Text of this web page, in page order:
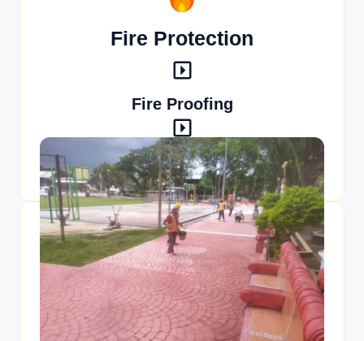
Fire Protection
Fire Proofing
Firestop System